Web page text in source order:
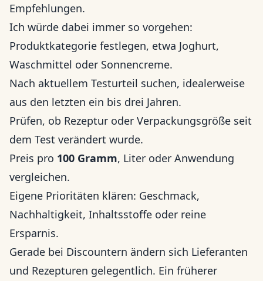
Empfehlungen.
Ich würde dabei immer so vorgehen:
Produktkategorie festlegen, etwa Joghurt,
Waschmittel oder Sonnencreme.
Nach aktuellem Testurteil suchen, idealerweise
aus den letzten ein bis drei Jahren.
Prüfen, ob Rezeptur oder Verpackungsgröße seit
dem Test verändert wurde.
Preis pro 100 Gramm, Liter oder Anwendung
vergleichen.
Eigene Prioritäten klären: Geschmack,
Nachhaltigkeit, Inhaltsstoffe oder reine
Ersparnis.
Gerade bei Discountern ändern sich Lieferanten
und Rezepturen gelegentlich. Ein früherer